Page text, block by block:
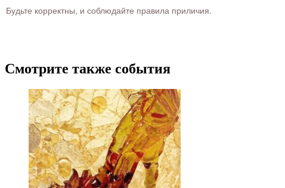
Будьте корректны, и соблюдайте правила приличия.
Смотрите также события